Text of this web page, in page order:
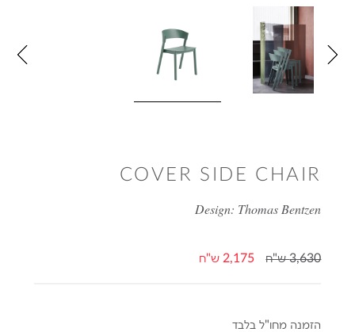
COVER SIDE CHAIR
Design: Thomas Bentzen
3,630 ש"ח 2,175 ש"ח
הזמנה מחו"ל בלבד